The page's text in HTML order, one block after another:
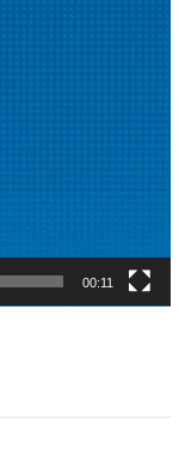
00:11